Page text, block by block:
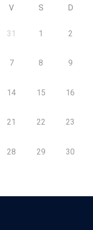
V S D
31 1 2
7 8 9
14 15 16
21 22 23
28 29 30